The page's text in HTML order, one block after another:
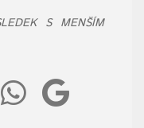
S MENŠÍM